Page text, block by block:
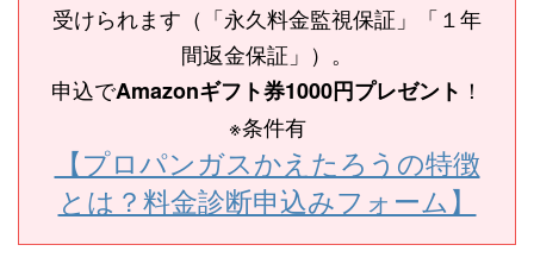
受けられます（「永久料金監視保証」「１年
間返金保証」）。
申込でAmazonギフト券1000円プレゼント ！
※条件有
【プロパンガスかえたろうの特徴
とは？料金診断申込みフォーム】